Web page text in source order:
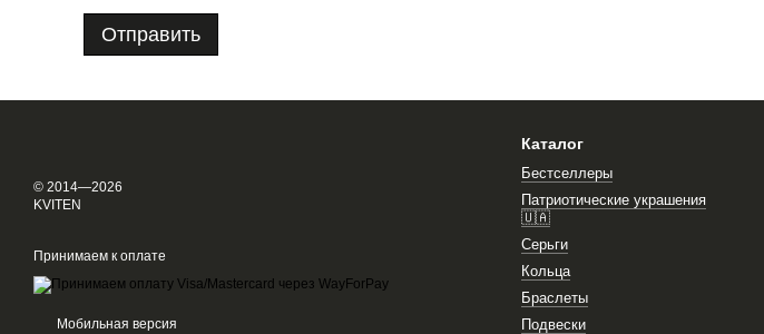
Отправить
© 2014—2026
KVITEN
Принимаем к оплате
Мобильная версия
Каталог
Бестселлеры
Патриотические украшения
🇺🇦
Серьги
Кольца
Браслеты
Подвески